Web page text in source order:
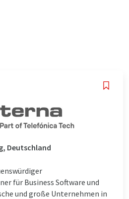
Deutschland
für Business Software und
und große Unternehmen in